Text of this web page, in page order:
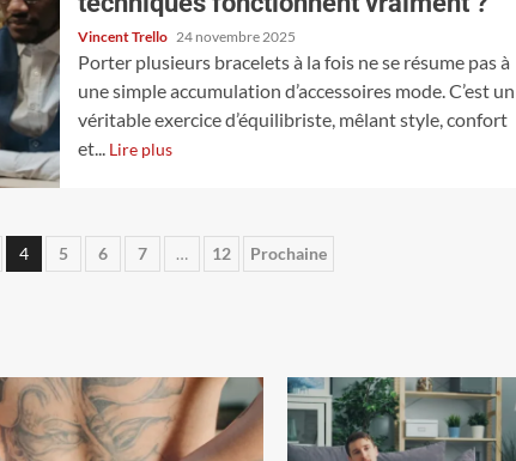
Vincent Trello 24 novembre 2025
Porter plusieurs bracelets à la fois ne se résume pas à
une simple accumulation d’accessoires mode. C’est un
véritable exercice d’équilibriste, mêlant style, confort
et... Lire plus
4 5 6 7 … 12 Prochaine